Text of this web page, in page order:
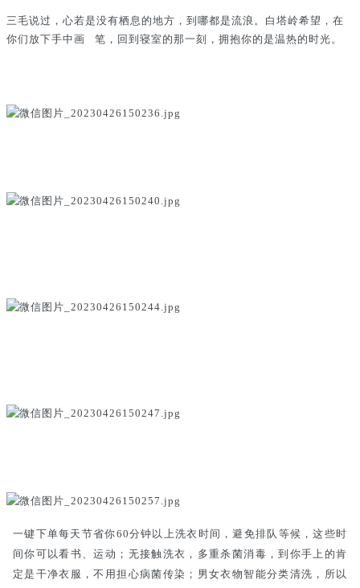
三毛说过，心若是没有栖息的地方，到哪都是流浪。白塔岭希望，在
你们放下手中画 笔，回到寝室的那一刻，拥抱你的是温热的时光。
一键下单每天节省你60分钟以上洗衣时间，避免排队等候，这些时
间你可以看书、运动；无接触洗衣，多重杀菌消毒，到你手上的肯
定是干净衣服，不用担心病菌传染；男女衣物智能分类清洗，所以